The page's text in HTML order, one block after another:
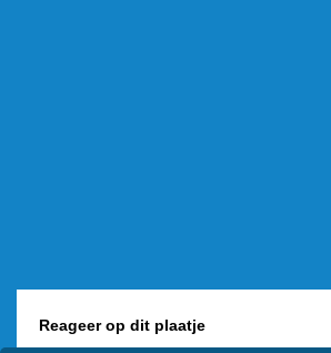
Reageer op dit plaatje